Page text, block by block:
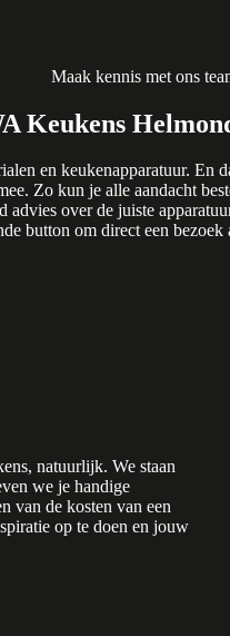
Maak kennis met ons
Keukens
en keukenapparatuur.
Zo kun je alle aandacht
advies over de juiste
button om direct een
natuurlijk. We staan
we je handige
van de kosten van een
op te doen en jouw